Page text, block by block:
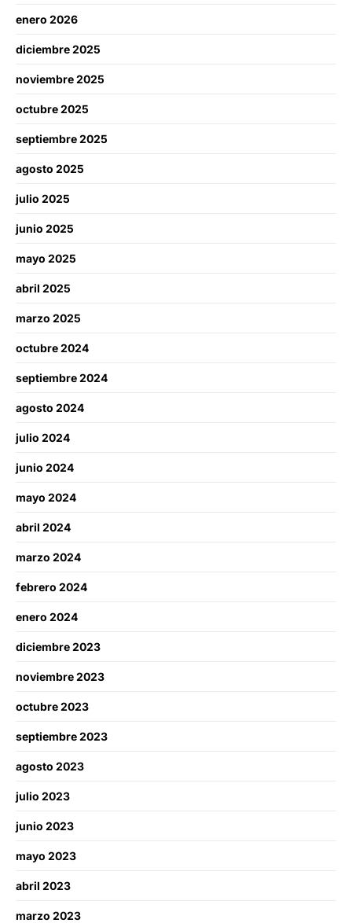
enero 2026
diciembre 2025
noviembre 2025
octubre 2025
septiembre 2025
agosto 2025
julio 2025
junio 2025
mayo 2025
abril 2025
marzo 2025
octubre 2024
septiembre 2024
agosto 2024
julio 2024
junio 2024
mayo 2024
abril 2024
marzo 2024
febrero 2024
enero 2024
diciembre 2023
noviembre 2023
octubre 2023
septiembre 2023
agosto 2023
julio 2023
junio 2023
mayo 2023
abril 2023
marzo 2023